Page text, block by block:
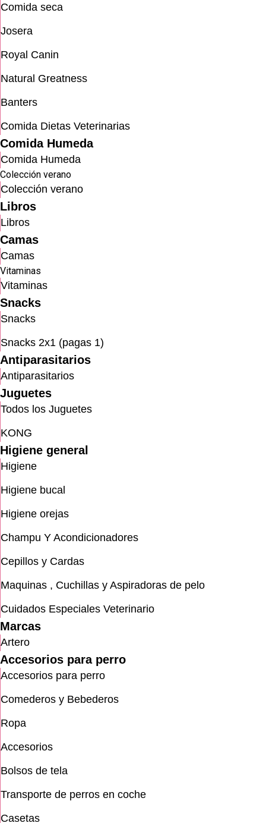
Comida seca
Josera
Royal Canin
Natural Greatness
Banters
Comida Dietas Veterinarias
Comida Humeda
Comida Humeda
Colección verano
Colección verano
Libros
Libros
Camas
Camas
Vitaminas
Vitaminas
Snacks
Snacks
Snacks 2x1 (pagas 1)
Antiparasitarios
Antiparasitarios
Juguetes
Todos los Juguetes
KONG
Higiene general
Higiene
Higiene bucal
Higiene orejas
Champu Y Acondicionadores
Cepillos y Cardas
Maquinas , Cuchillas y Aspiradoras de pelo
Cuidados Especiales Veterinario
Marcas
Artero
Accesorios para perro
Accesorios para perro
Comederos y Bebederos
Ropa
Accesorios
Bolsos de tela
Transporte de perros en coche
Casetas